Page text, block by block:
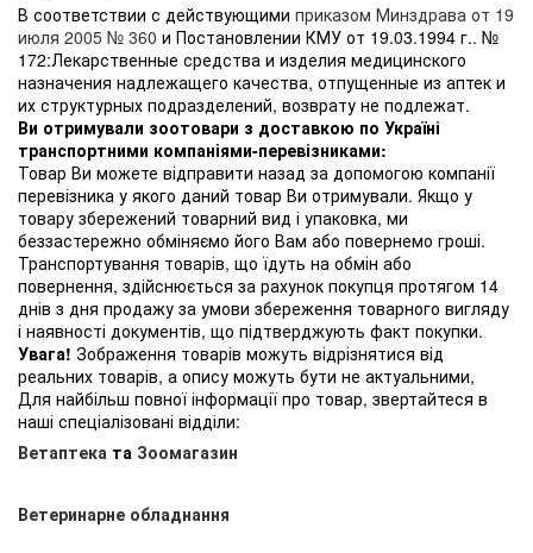
В соответствии с действующими приказом Минздрава от 19
июля 2005 № 360 и Постановлении КМУ от 19.03.1994 г.. №
172:Лекарственные средства и изделия медицинского
назначения надлежащего качества, отпущенные из аптек и
их структурных подразделений, возврату не подлежат.
Ви отримували зоотовари з доставкою по Україні
транспортними компаніями-перевізниками:
Товар Ви можете відправити назад за допомогою компанії
перевізника у якого даний товар Ви отримували. Якщо у
товару збережений товарний вид і упаковка, ми
беззастережно обміняємо його Вам або повернемо гроші.
Транспортування товарів, що їдуть на обмін або
повернення, здійснюється за рахунок покупця протягом 14
днів з дня продажу за умови збереження товарного вигляду
і наявності документів, що підтверджують факт покупки.
Увага! Зображення товарів можуть відрізнятися від
реальних товарів, а опису можуть бути не актуальними,
Для найбільш повної інформації про товар, звертайтеся в
наші спеціалізовані відділи:
Ветаптека та Зоомагазин
Ветеринарне обладнання